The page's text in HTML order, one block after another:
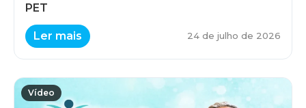
PET
Ler mais 24 de julho de 2026
Vídeo